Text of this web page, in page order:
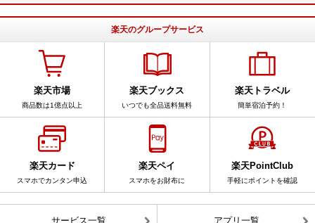
楽天のグループサービス
楽天市場
商品数は1億点以上
楽天ブックス
いつでも全品送料無料
楽天トラベル
簡単宿泊予約！
楽天カード
スマホでカンタン申込
楽天ペイ
スマホをお財布に
楽天PointClub
手軽にポイントを確認
サービス一覧 アプリ一覧